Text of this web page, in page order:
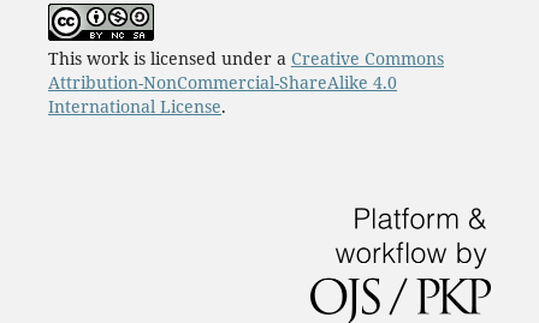
This work is licensed under a Creative Commons
Attribution-NonCommercial-ShareAlike 4.0
International License.